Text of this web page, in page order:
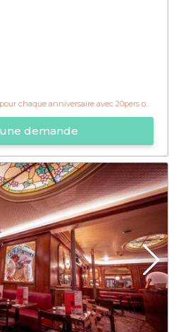
chaque anniversaire avec 20pers ou plus
demande